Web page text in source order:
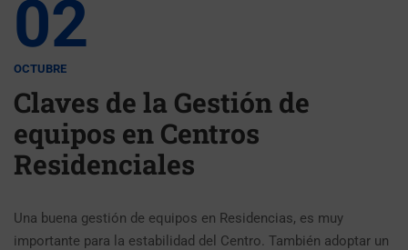
02
OCTUBRE
Claves de la Gestión de
equipos en Centros
Residenciales
Una buena gestión de equipos en Residencias, es muy
importante para la estabilidad del Centro. También adoptar un